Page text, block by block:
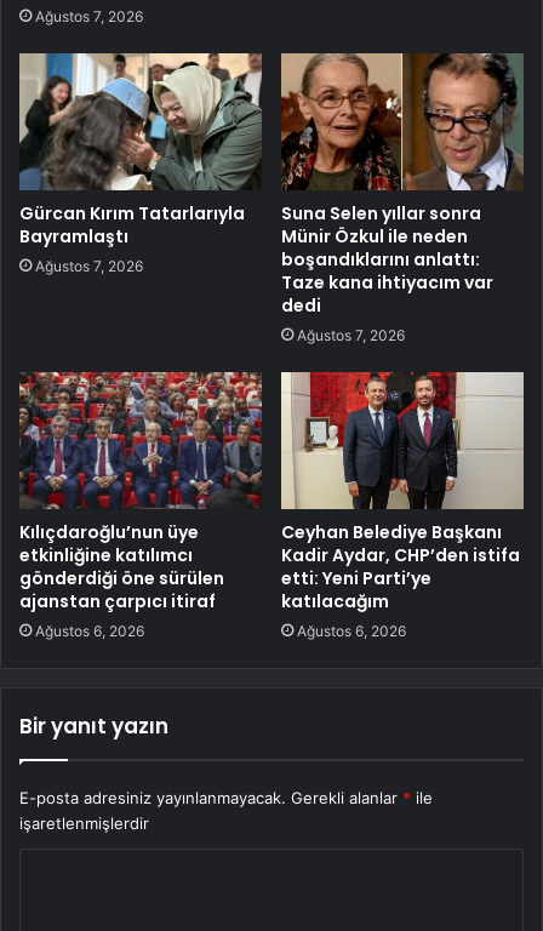
Ağustos 7, 2026
Gürcan Kırım Tatarlarıyla
Bayramlaştı
Ağustos 7, 2026
Suna Selen yıllar sonra
Münir Özkul ile neden
boşandıklarını anlattı:
Taze kana ihtiyacım var
dedi
Ağustos 7, 2026
Kılıçdaroğlu’nun üye
etkinliğine katılımcı
gönderdiği öne sürülen
ajanstan çarpıcı itiraf
Ağustos 6, 2026
Ceyhan Belediye Başkanı
Kadir Aydar, CHP’den istifa
etti: Yeni Parti’ye
katılacağım
Ağustos 6, 2026
Bir yanıt yazın
E-posta adresiniz yayınlanmayacak. Gerekli alanlar * ile
işaretlenmişlerdir